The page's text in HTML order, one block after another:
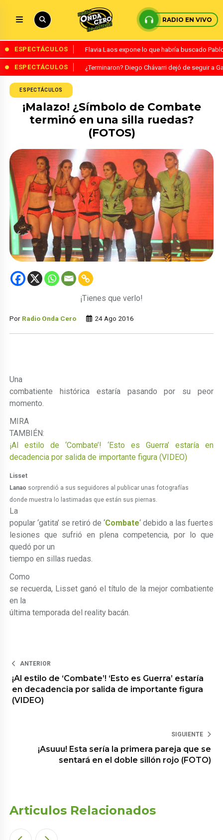
RADIO EN VIVO
ESPECTÁCULOS Flavia Laos expone lo que habría buscado
ESPECTÁCULOS ¿Terminaron? Diego Chávarri dejó de seguir a
ESPECTÁCULOS
¡Malazo! ¿Símbolo de Combate
terminó en una silla ruedas?
(FOTOS)
¡Tienes que verlo!
Por Radio Onda Cero 24 Ago 2016
Una
combatiente histórica estaría pasando por su peor
momento.
MIRA
TAMBIÉN:
¡Al estilo de ‘Combate’! ‘Esto es Guerra’ estaría en
decadencia por salida de importante figura (VIDEO)
Lisset
Lanao sorprendió a sus seguidores al publicar unas fotografías
donde muestra lo lastimadas que están sus piernas.
La
popular ‘gatita’ se retiró de ‘Combate‘ debido a las fuertes
lesiones que sufrió en plena competencia, por lo que
quedó por un
tiempo en sillas ruedas.
Como
se recuerda, Lisset ganó el título de la mejor combatiente
en la
última temporada del reality bacán.
ANTERIOR
¡Al estilo de ‘Combate’! ‘Esto es Guerra’ estaría
en decadencia por salida de importante figura
(VIDEO)
SIGUIENTE
¡Asuuu! Esta sería la primera pareja que se
sentará en el doble sillón rojo (FOTO)
Articulos Relacionados